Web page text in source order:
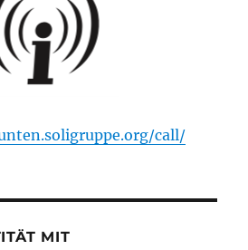
call/
MIT